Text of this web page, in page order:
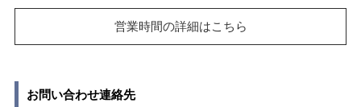
営業時間の詳細はこちら
お問い合わせ連絡先